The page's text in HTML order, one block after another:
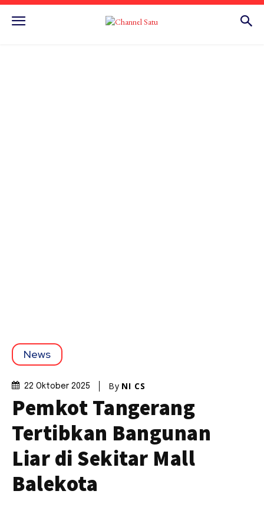
News
22 Oktober 2025 By NI CS
Pemkot Tangerang
Tertibkan Bangunan
Liar di Sekitar Mall
Balekota